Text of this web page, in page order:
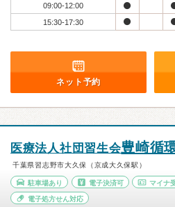
09:00-12:00
15:30-17:30
ネット予約
医療法人社団習生会豊崎循
千葉県習志野市大久保（京成大久保駅）
駐車場あり 電子決済可 マイナ
電子処方せん対応